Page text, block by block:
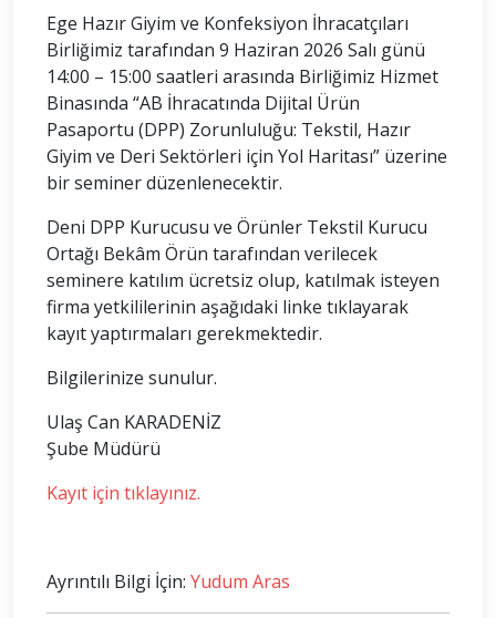
Ege Hazır Giyim ve Konfeksiyon İhracatçıları
Birliğimiz tarafından 9 Haziran 2026 Salı günü
14:00 – 15:00 saatleri arasında Birliğimiz Hizmet
Binasında “AB İhracatında Dijital Ürün
Pasaportu (DPP) Zorunluluğu: Tekstil, Hazır
Giyim ve Deri Sektörleri için Yol Haritası” üzerine
bir seminer düzenlenecektir.
Deni DPP Kurucusu ve Örünler Tekstil Kurucu
Ortağı Bekâm Örün tarafından verilecek
seminere katılım ücretsiz olup, katılmak isteyen
firma yetkililerinin aşağıdaki linke tıklayarak
kayıt yaptırmaları gerekmektedir.
Bilgilerinize sunulur.
Ulaş Can KARADENİZ
Şube Müdürü
Kayıt için tıklayınız.
Ayrıntılı Bilgi İçin: Yudum Aras